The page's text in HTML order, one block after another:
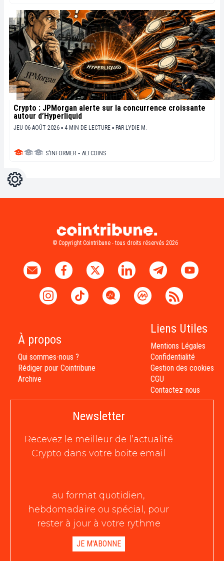
Crypto : JPMorgan alerte sur la concurrence croissante
autour d’Hyperliquid
JEU 06 AOÛT 2026 ▪ 4 MIN DE LECTURE ▪ PAR LYDIE M.
S'INFORMER ▪ ALTCOINS
Réglages
© Copyright Cointribune - tous droits réservés 2026
À propos
Qui sommes-nous ?
Rédiger pour Cointribune
Archive
Liens Utiles
Mentions Légales
Confidentialité
Gestion des cookies
CGU
Contactez-nous
Newsletter
Recevez le meilleur de l’actualité
Crypto dans votre boite email
au format quotidien,
hebdomadaire ou spécial, pour
rester à jour à votre rythme
JE M'ABONNE